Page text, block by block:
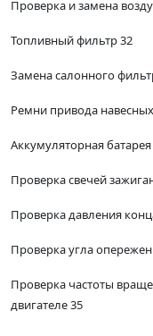
Проверка и замена
Топливный фильтр 32
Замена салонного
Ремни привода навесных
Аккумуляторная батарея
Проверка свечей
Проверка давления
Проверка угла
Проверка частоты
двигателе 35